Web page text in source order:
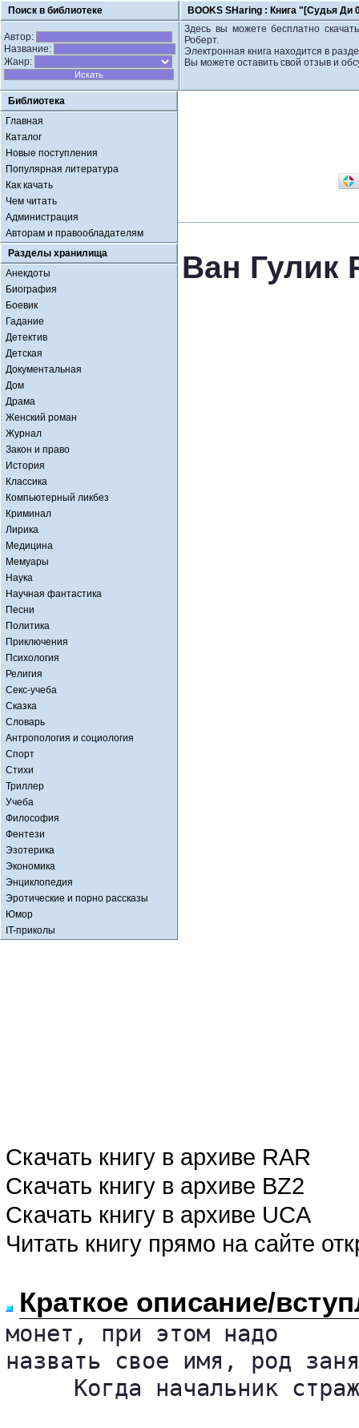
Поиск в библиотеке BOOKS SHaring : Книга "[Судья Ди
Автор:
Название:
Жанр:
Здесь вы можете бесплатно
Роберт.
Электронная книга находится в
Вы можете оставить свой отзыв и
Библиотека
Главная
Каталог
Новые поступления
Популярная литература
Как качать
Чем читать
Администрация
Авторам и правообладателям
Разделы хранилища
Анекдоты
Биография
Боевик
Гадание
Детектив
Детская
Документальная
Дом
Драма
Женский роман
Журнал
Закон и право
История
Классика
Компьютерный ликбез
Криминал
Лирика
Медицина
Мемуары
Наука
Научная фантастика
Песни
Политика
Приключения
Психология
Религия
Секс-учеба
Сказка
Словарь
Антропология и социология
Спорт
Стихи
Триллер
Учеба
Философия
Фентези
Эзотерика
Экономика
Энциклопедия
Эротические и порно рассказы
Юмор
IT-приколы
Ван Гулик
Скачать книгу в архиве RAR
Скачать книгу в архиве BZ2
Скачать книгу в архиве UCA
Читать книгу прямо на сайте
Краткое описание/
монет, при этом надо
назвать свое имя, род
Когда начальник